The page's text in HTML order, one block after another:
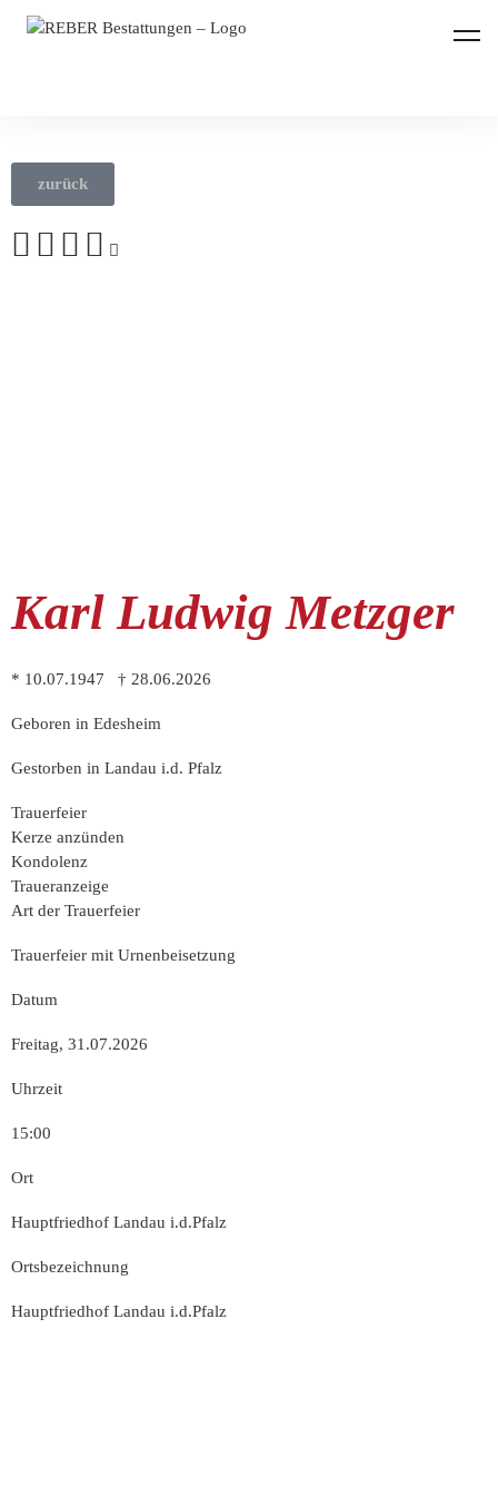
REBER Bestattungen
zurück
Karl Ludwig Metzger
* 10.07.1947 † 28.06.2026
Geboren in Edesheim
Gestorben in Landau i.d. Pfalz
Trauer­feier
Kerze anzünden
Kondo­lenz
Trauer­anzeige
Art der Trauerfeier
Trauerfeier mit Urnenbeisetzung
Datum
Freitag, 31.07.2026
Uhrzeit
15:00
Ort
Hauptfriedhof Landau i.d.Pfalz
Ortsbezeichnung
Hauptfriedhof Landau i.d.Pfalz